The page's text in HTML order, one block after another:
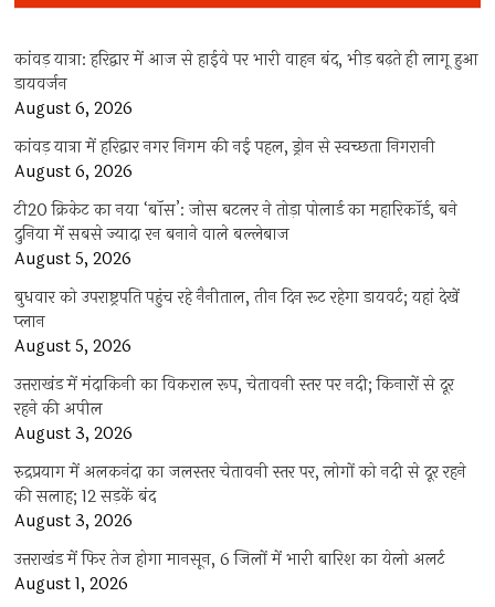
कांवड़ यात्रा: हरिद्वार में आज से हाईवे पर भारी वाहन बंद, भीड़ बढ़ते ही लागू हुआ
डायवर्जन
August 6, 2026
कांवड़ यात्रा में हरिद्वार नगर निगम की नई पहल, ड्रोन से स्वच्छता निगरानी
August 6, 2026
टी20 क्रिकेट का नया ‘बॉस’: जोस बटलर ने तोड़ा पोलार्ड का महारिकॉर्ड, बने
दुनिया में सबसे ज्यादा रन बनाने वाले बल्लेबाज
August 5, 2026
बुधवार को उपराष्ट्रपति पहुंच रहे नैनीताल, तीन दिन रूट रहेगा डायवर्ट; यहां देखें
प्‍लान
August 5, 2026
उत्तराखंड में मंदाकिनी का विकराल रूप, चेतावनी स्तर पर नदी; किनारों से दूर
रहने की अपील
August 3, 2026
रुद्रप्रयाग में अलकनंदा का जलस्तर चेतावनी स्तर पर, लोगों को नदी से दूर रहने
की सलाह; 12 सड़कें बंद
August 3, 2026
उत्तराखंड में फिर तेज होगा मानसून, 6 जिलों में भारी बारिश का येलो अलर्ट
August 1, 2026